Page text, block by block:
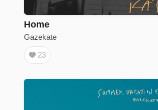
Home
Gazekate
23